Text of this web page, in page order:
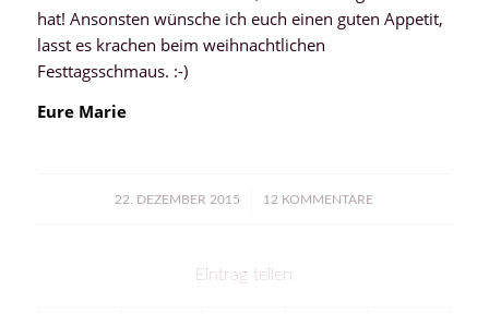
hat! Ansonsten wünsche ich euch einen guten Appetit,
lasst es krachen beim weihnachtlichen
Festtagsschmaus. :-)
Eure Marie
22. DEZEMBER 2015
/ 12 KOMMENTARE
Eintrag teilen